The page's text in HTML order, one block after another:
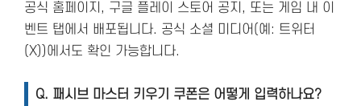
공식 홈페이지, 구글 플레이 스토어 공지, 또는 게임 내 이
벤트 탭에서 배포됩니다. 공식 소셜 미디어(예: 트위터
(X))에서도 확인 가능합니다.
Q. 패시브 마스터 키우기 쿠폰은 어떻게 입력하나요?